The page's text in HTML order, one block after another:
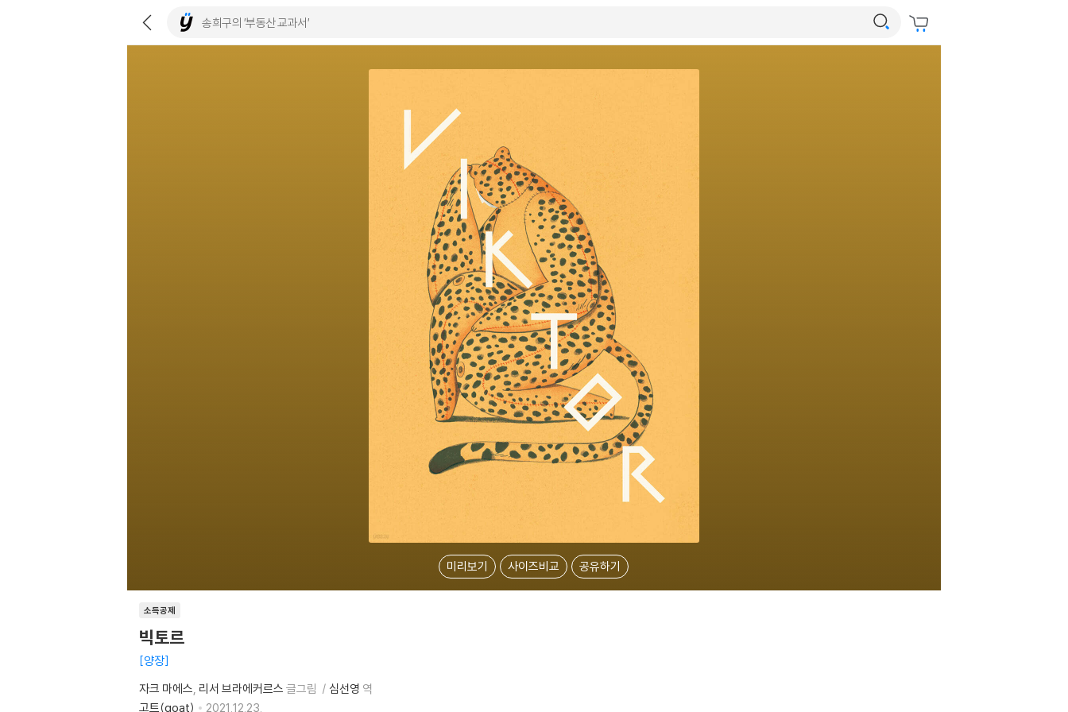
미리보기 사이즈비교 공유하기
소득공제
빅토르
양장
자크 마에스 리서 브라에커르스 글그림 심선영 역
고트(goat)
2021.12.23.